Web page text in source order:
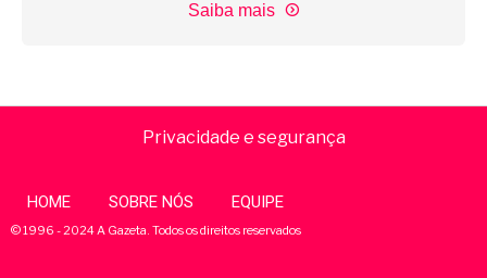
Saiba mais
Privacidade e segurança
HOME SOBRE NÓS EQUIPE
© 1996 - 2024 A Gazeta. Todos os direitos reservados